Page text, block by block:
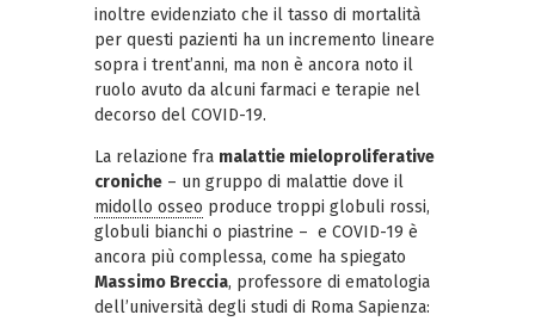
inoltre evidenziato che il tasso di mortalità
per questi pazienti ha un incremento lineare
sopra i trent’anni, ma non è ancora noto il
ruolo avuto da alcuni farmaci e terapie nel
decorso del COVID-19.
La relazione fra malattie mieloproliferative
croniche – un gruppo di malattie dove il
midollo osseo produce troppi globuli rossi,
globuli bianchi o piastrine – e COVID-19 è
ancora più complessa, come ha spiegato
Massimo Breccia, professore di ematologia
dell’università degli studi di Roma Sapienza: